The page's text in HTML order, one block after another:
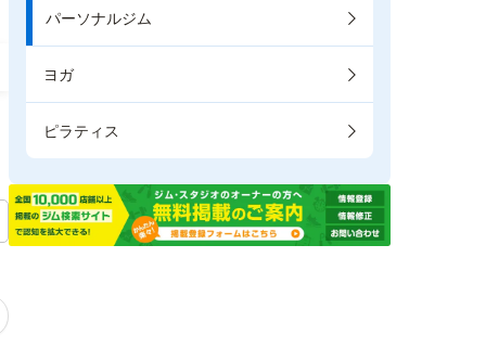
パーソナルジム
ヨガ
ピラティス